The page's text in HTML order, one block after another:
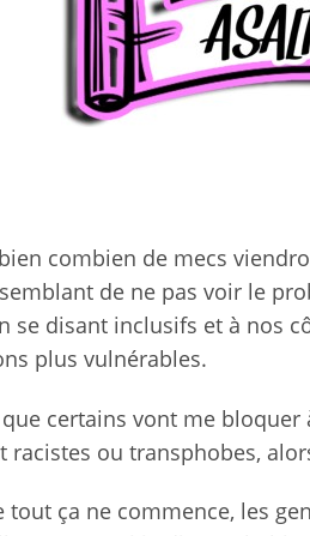
combien de mecs
de ne pas voir le
se disant inclusifs et à nos
plus vulnérables.
certains vont me bloquer
racistes ou transphobes,
tout ça ne commence, les